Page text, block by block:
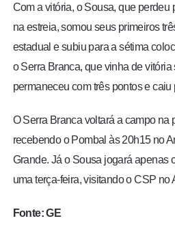
Com a vitória, o Sousa, que perdeu
na estreia, somou seus primeiros
estadual e subiu para a sétima
o Serra Branca, que vinha de vitória
permaneceu com três pontos e
O Serra Branca voltará a campo na
recebendo o Pombal às 20h15 no
Grande. Já o Sousa jogará apenas
uma terça-feira, visitando o CSP no
Fonte: GE